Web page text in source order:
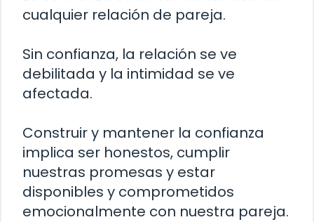
cualquier relación de pareja.
Sin confianza, la relación se ve
debilitada y la intimidad se ve
afectada.
Construir y mantener la confianza
implica ser honestos, cumplir
nuestras promesas y estar
disponibles y comprometidos
emocionalmente con nuestra pareja.